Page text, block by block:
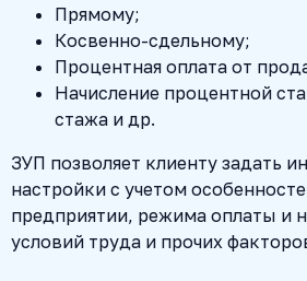
Прямому;
Косвенно-сдельному;
Процентная оплата от
Начисление процентной
стажа и др.
ЗУП позволяет клиенту задать
настройки с учетом
предприятии, режима оплаты и
условий труда и прочих